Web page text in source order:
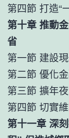
第四節 打造“
第十章 推動
省
第一節 建設
第二節 優化
第三節 擴年
第四節 切實
第十一章 深